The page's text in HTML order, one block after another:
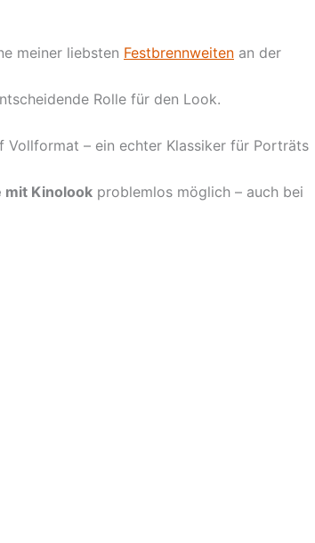
meiner liebsten Festbrennweiten an der
Rolle für den Look.
– ein echter Klassiker für Porträts
mit Kinolook problemlos möglich – auch bei